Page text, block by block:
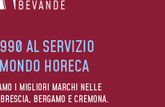
AL SERVIZIO
HORECA
I MIGLIORI MARCHI NELLE
BERGAMO E CREMONA.